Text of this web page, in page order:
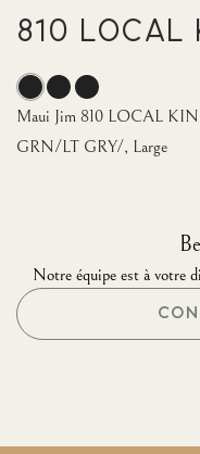
810 LOCAL
Maui Jim 810 LOCAL
GRN/LT GRY/, Large
Notre équipe est à votre